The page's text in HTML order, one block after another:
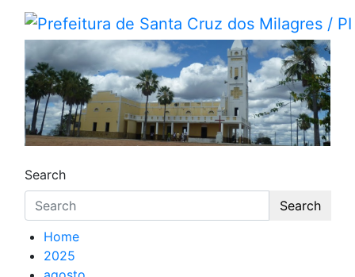
Skip
contentPrefeitura de Santa Cruz
Portal Institucional da Prefeitura de Santa
Search
Search
Home
2025